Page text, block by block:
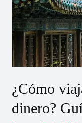
manera
más
rápida
¿Cómo
dinero?